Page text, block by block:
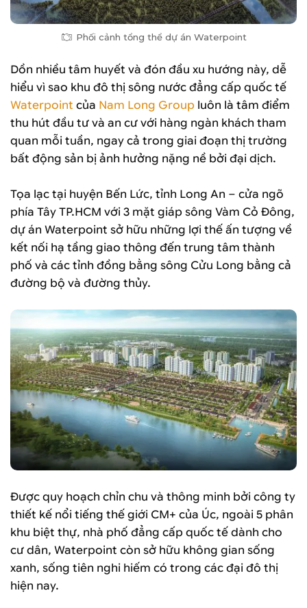
Phối cảnh tổng thể dự án Waterpoint
Dồn nhiều tâm huyết và đón đầu xu hướng này, dễ
hiểu vì sao khu đô thị sông nước đẳng cấp quốc tế
Waterpoint của Nam Long Group luôn là tâm điểm
thu hút đầu tư và an cư với hàng ngàn khách tham
quan mỗi tuần, ngay cả trong giai đoạn thị trường
bất động sản bị ảnh hưởng nặng nề bởi đại dịch.
Tọa lạc tại huyện Bến Lức, tỉnh Long An – cửa ngõ
phía Tây TP.HCM với 3 mặt giáp sông Vàm Cỏ Đông,
dự án Waterpoint sở hữu những lợi thế ấn tượng về
kết nối hạ tầng giao thông đến trung tâm thành
phố và các tỉnh đồng bằng sông Cửu Long bằng cả
đường bộ và đường thủy.
Được quy hoạch chỉn chu và thông minh bởi công ty
thiết kế nổi tiếng thế giới CM+ của Úc, ngoài 5 phân
khu biệt thự, nhà phố đẳng cấp quốc tế dành cho
cư dân, Waterpoint còn sở hữu không gian sống
xanh, sống tiên nghi hiếm có trong các đại đô thị
hiện nay.